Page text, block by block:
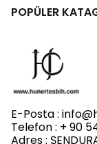
POPÜLER
E-Posta :
Telefon : + 90
Adres :